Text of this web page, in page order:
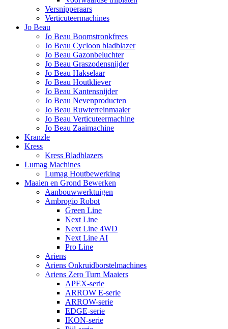
Versnipperaars
Verticuteermachines
Jo Beau
Jo Beau Boomstronkfrees
Jo Beau Cycloon bladblazer
Jo Beau Gazonbeluchter
Jo Beau Graszodensnijder
Jo Beau Hakselaar
Jo Beau Houtkliever
Jo Beau Kantensnijder
Jo Beau Nevenproducten
Jo Beau Ruwterreinmaaier
Jo Beau Verticuteermachine
Jo Beau Zaaimachine
Kranzle
Kress
Kress Bladblazers
Lumag Machines
Lumag Houtbewerking
Maaien en Grond Bewerken
Aanbouwwerktuigen
Ambrogio Robot
Green Line
Next Line
Next Line 4WD
Next Line AI
Pro Line
Ariens
Ariens Onkruidborstelmachines
Ariens Zero Turn Maaiers
APEX-serie
ARROW E-serie
ARROW-serie
EDGE-serie
IKON-serie